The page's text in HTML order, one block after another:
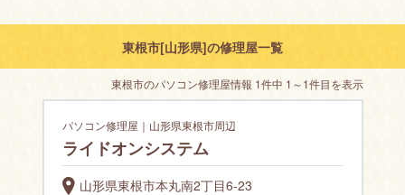
東根市[山形県]の修理屋一覧
東根市のパソコン修理屋情報 1件中 1～1件目を表示
パソコン修理屋｜山形県東根市周辺
ライドオンシステム
山形県東根市本丸南2丁目6-23